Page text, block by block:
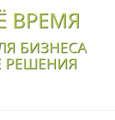
ВРЕМЯ
БИЗНЕСА
РЕШЕНИЯ